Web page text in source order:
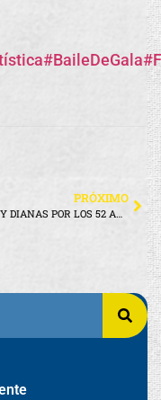
#BaileDeGala
PRÓXIMO
SALVAS Y DIANAS POR LOS 52 AÑOS DE SANTA CRUZ